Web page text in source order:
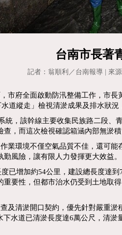
台南市長著
記者：翁順利／台南報導 | 來
市府全面啟動防汛整備工作，市
道縱走」檢視清淤成果及排水狀
統，該幹線主要收集民族路二段
，而這次檢視確認箱涵內部無淤
業環境不僅空氣品質不佳，還可
風險，讓有限人力發揮更大效益。
已增加約54公里，建設總長度達
要性，但都市治水仍受到土地取
及清淤開口契約，優先針對嚴重
水道已清淤長度達6萬公尺，清淤